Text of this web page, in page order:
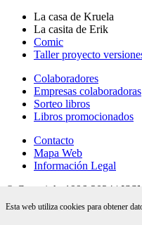
La casa de Kruela
La casita de Erik
Comic
Taller proyecto
Colaboradores
Empresas colaboradoras
Sorteo libros
Libros promocionados
Contacto
Mapa Web
Información Legal
© Copyright 1996-2024 |
revista digital de literatura - 28
info@anikaentrelibros.com
Esta web utiliza cookies para obtener